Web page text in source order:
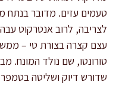
טעמים עזים. מדובר בנתח
עצם קצרה בצורת טי –
טורונטו, שם נולד המונח.
שדורש דיוק ושליטה